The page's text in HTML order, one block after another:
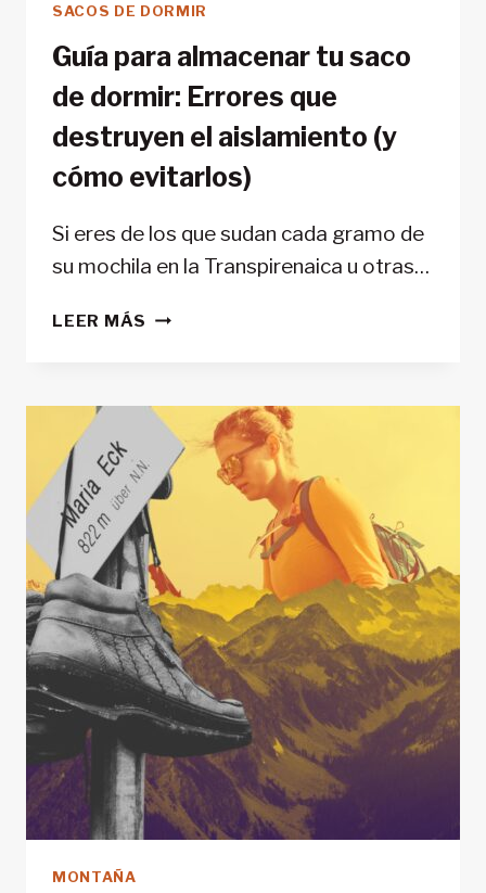
SACOS DE DORMIR
Guía para almacenar tu saco
de dormir: Errores que
destruyen el aislamiento (y
cómo evitarlos)
Si eres de los que sudan cada gramo de
su mochila en la Transpirenaica u otras…
LEER MÁS GUÍA
SACO
DORMIR:
ERRORES
QUE
DESTRUYEN
EL
AISLAMIENTO
(Y
CÓMO
EVITARLOS)
MONTAÑA